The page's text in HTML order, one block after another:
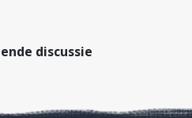
discussie